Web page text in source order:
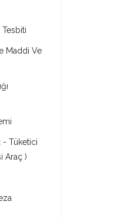
Tesbiti
Maddi Ve
- Tüketici
Araç )